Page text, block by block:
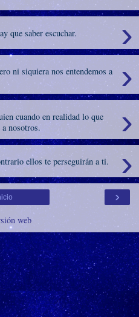
›
que saber escuchar.
›
ni siquiera nos entendemos a
›
cuando en realidad lo que
nosotros.
›
ellos te perseguirán a ti.
›
web